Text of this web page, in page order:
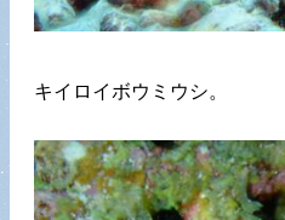
キイロイボウミウシ。